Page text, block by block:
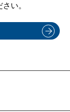
い。